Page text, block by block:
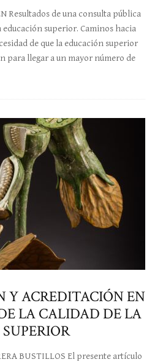
Resultados de una consulta pública
educación superior. Caminos hacia
de que la educación superior
para llegar a un mayor número de
Y ACREDITACIÓN EN
LA CALIDAD DE LA
BUSTILLOS El presente artículo